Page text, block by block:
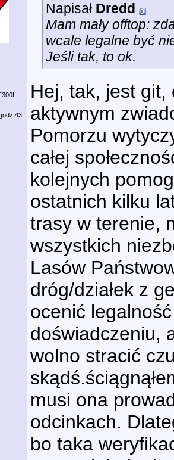
43
Napisał Dredd
Mam mały offtop:
wcale legalne być
Jeśli tak, to ok.
Hej, tak, jest
aktywnym
Pomorzu
całej
kolejnych
ostatnich kilku
trasy w terenie,
wszystkich
Lasów
dróg/działek z
ocenić
doświadczeniu,
wolno stracić
musi ona
odcinkach.
bo taka